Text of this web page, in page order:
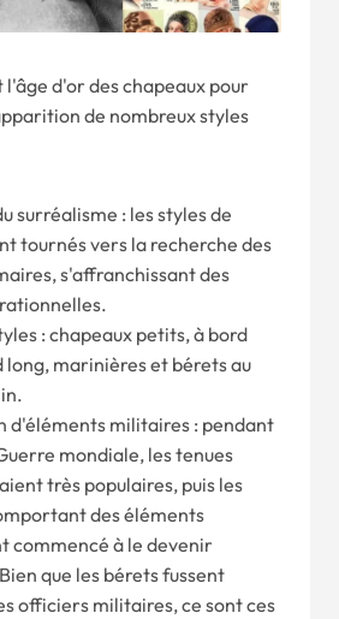
d'or des chapeaux pour
de nombreux styles
surréalisme : les styles de
tournés vers la recherche des
s'affranchissant des
: chapeaux petits, à bord
long, marinières et bérets au
d'éléments militaires : pendant
mondiale, les tenues
très populaires, puis les
des éléments
commencé à le devenir
que les bérets fussent
officiers militaires, ce sont ces